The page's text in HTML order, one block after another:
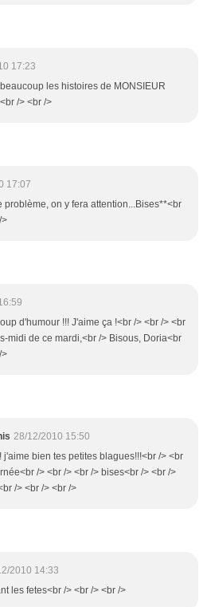
17:23
les histoires de MONSIEUR
/> <br />
17:07
problème, on y fera attention...Bises**<br
>
d'humour !!! J'aime ça !<br /> <br /> <br
midi de ce mardi,<br /> Bisous, Doria<br
>
28/12/2010 15:50
j'aime bien tes petites blagues!!!<br /> <br
/> <br /> <br /> bises<br /> <br />
/> <br /> <br />
2010 14:33
les fetes<br /> <br /> <br />